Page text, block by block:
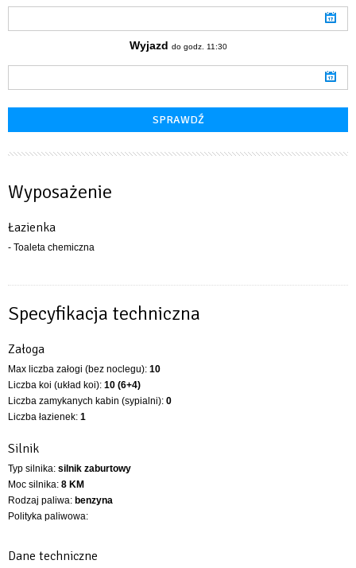
Wyjazd do godz. 11:30
Wyposażenie
Łazienka
- Toaleta chemiczna
Specyfikacja techniczna
Załoga
Max liczba załogi (bez noclegu): 10
Liczba koi (układ koi): 10 (6+4)
Liczba zamykanych kabin (sypialni): 0
Liczba łazienek: 1
Silnik
Typ silnika: silnik zaburtowy
Moc silnika: 8 KM
Rodzaj paliwa: benzyna
Polityka paliwowa:
Dane techniczne